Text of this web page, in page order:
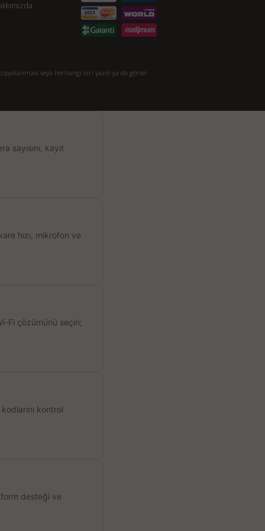
veya herhangi biri yazılı ya da görsel
kayıt
hızı, mikrofon ve
Fi çözümünü seçin;
kontrol
desteği ve